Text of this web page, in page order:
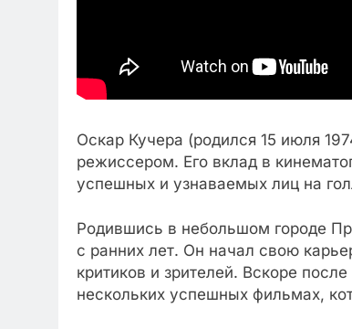
Оскар Кучера (родился 15 июля
режиссером. Его вклад в
успешных и узнаваемых лиц на
Родившись в небольшом городе
с ранних лет. Он начал свою
критиков и зрителей. Вскоре
нескольких успешных фильмах,